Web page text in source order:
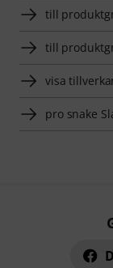
till
till
visa
pro snake